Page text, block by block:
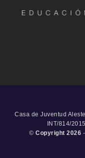
Casa de Juventud
INT/814/
© Copyright 2026 -